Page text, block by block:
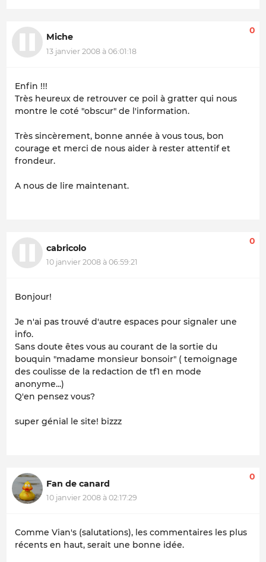
Miche
13 janvier 2008 à 06:01:18
0
Enfin !!!
Très heureux de retrouver ce poil à gratter qui nous
montre le coté "obscur" de l'information.
Très sincèrement, bonne année à vous tous, bon
courage et merci de nous aider à rester attentif et
frondeur.
A nous de lire maintenant.
cabricolo
10 janvier 2008 à 06:59:21
0
Bonjour!
Je n'ai pas trouvé d'autre espaces pour signaler une
info.
Sans doute êtes vous au courant de la sortie du
bouquin "madame monsieur bonsoir" ( temoignage
des coulisse de la redaction de tf1 en mode
anonyme...)
Q'en pensez vous?
super génial le site! bizzz
Fan de canard
10 janvier 2008 à 02:17:29
0
Comme Vian's (salutations), les commentaires les plus
récents en haut, serait une bonne idée.